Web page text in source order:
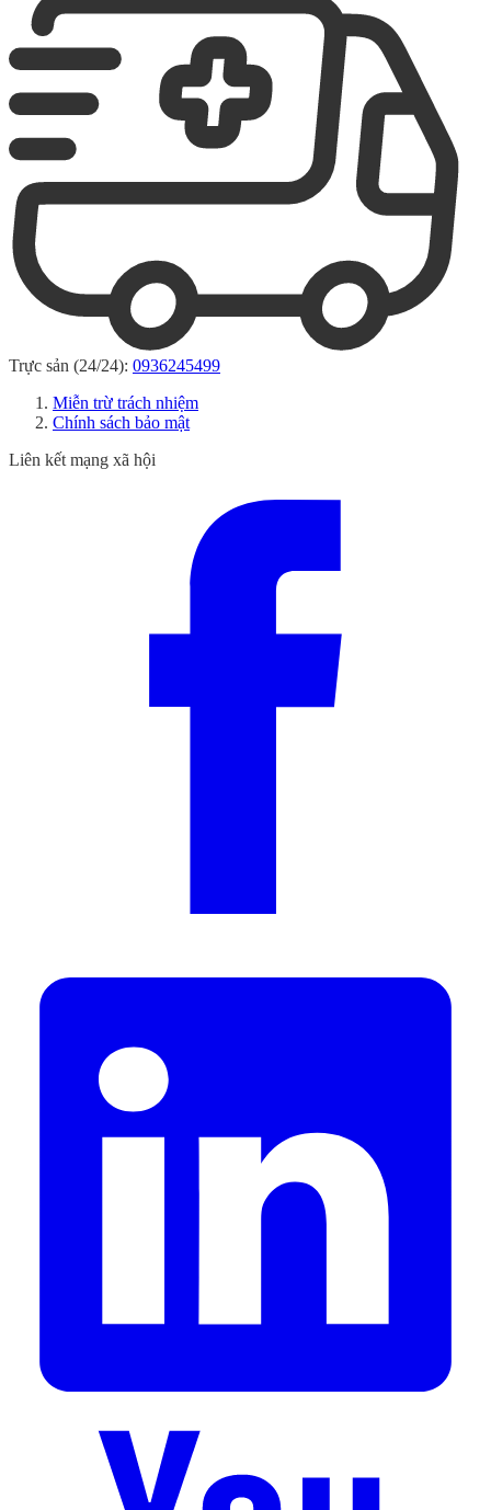
Trực sản (24/24): 0936245499
Miễn trừ trách nhiệm
Chính sách bảo mật
Liên kết mạng xã hội